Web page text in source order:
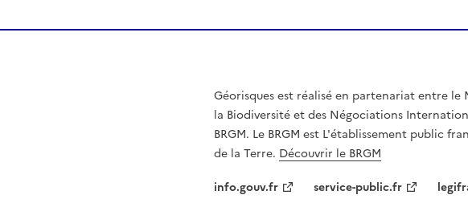
Géorisques est réalisé en partenariat entre
la Biodiversité et des Négociations
BRGM. Le BRGM est L'établissement public
de la Terre. Découvrir le BRGM
info.gouv.fr
service-public.fr